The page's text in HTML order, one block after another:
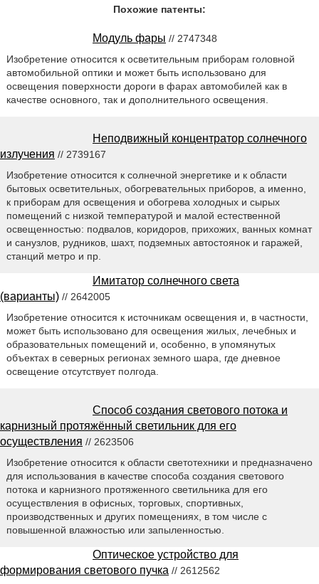
Похожие патенты:
Модуль фары // 2747348
Изобретение относится к осветительным приборам головной
автомобильной оптики и может быть использовано для
освещения поверхности дороги в фарах автомобилей как в
качестве основного, так и дополнительного освещения.
Неподвижный концентратор солнечного
излучения // 2739167
Изобретение относится к солнечной энергетике и к области
бытовых осветительных, обогревательных приборов, а именно,
к приборам для освещения и обогрева холодных и сырых
помещений с низкой температурой и малой естественной
освещенностью: подвалов, коридоров, прихожих, ванных комнат
и санузлов, рудников, шахт, подземных автостоянок и гаражей,
станций метро и пр.
Имитатор солнечного света
(варианты) // 2642005
Изобретение относится к источникам освещения и, в частности,
может быть использовано для освещения жилых, лечебных и
образовательных помещений и, особенно, в упомянутых
объектах в северных регионах земного шара, где дневное
освещение отсутствует полгода.
Способ создания светового потока и
карнизный протяжённый светильник для его
осуществления // 2623506
Изобретение относится к области светотехники и предназначено
для использования в качестве способа создания светового
потока и карнизного протяженного светильника для его
осуществления в офисных, торговых, спортивных,
производственных и других помещениях, в том числе с
повышенной влажностью или запыленностью.
Оптическое устройство для
формирования светового пучка // 2612562